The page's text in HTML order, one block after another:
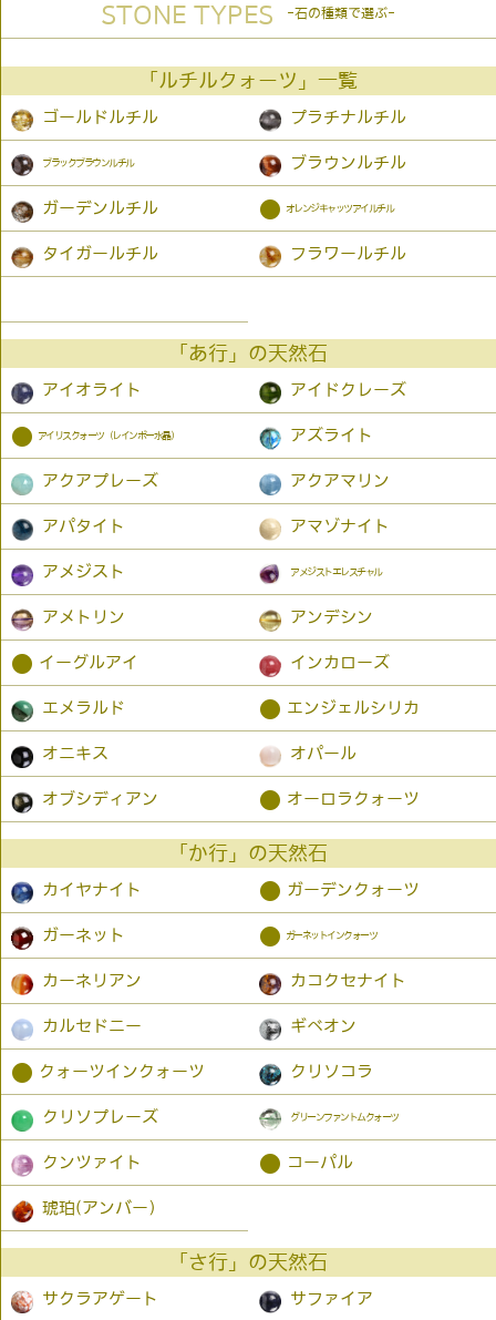
STONE TYPES -石の種類で選ぶ-
「ルチルクォーツ」一覧
ゴールドルチル プラチナルチル
ブラックブラウンルチル ブラウンルチル
ガーデンルチル ● オレンジキャッツアイルチル
タイガールチル フラワールチル
「あ行」の天然石
アイオライト アイドクレーズ
● アイリスクォーツ（レインボー水晶） アズライト
アクアプレーズ アクアマリン
アパタイト アマゾナイト
アメジスト アメジストエレスチャル
アメトリン アンデシン
● イーグルアイ インカローズ
エメラルド ● エンジェルシリカ
オニキス オパール
オブシディアン ● オーロラクォーツ
「か行」の天然石
カイヤナイト ● ガーデンクォーツ
ガーネット ● ガーネットインクォーツ
カーネリアン カコクセナイト
カルセドニー ギベオン
● クォーツインクォーツ クリソコラ
クリソプレーズ グリーンファントムクォーツ
クンツァイト ● コーパル
琥珀(アンバー）
「さ行」の天然石
サクラアゲート サファイア